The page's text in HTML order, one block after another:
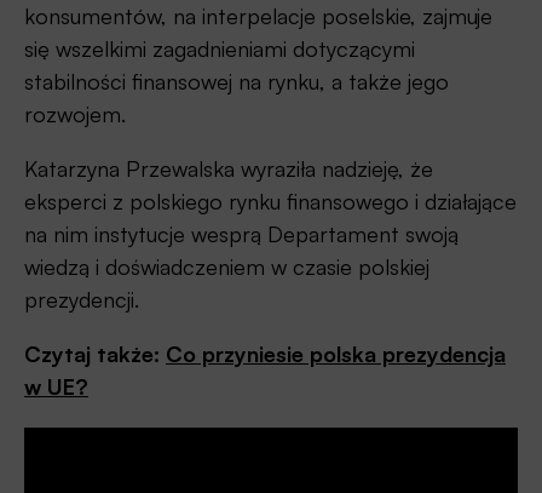
konsumentów, na interpelacje poselskie, zajmuje
się wszelkimi zagadnieniami dotyczącymi
stabilności finansowej na rynku, a także jego
rozwojem.
Katarzyna Przewalska wyraziła nadzieję, że
eksperci z polskiego rynku finansowego i działające
na nim instytucje wesprą Departament swoją
wiedzą i doświadczeniem w czasie polskiej
prezydencji.
Czytaj także: Co przyniesie polska prezydencja
w UE?